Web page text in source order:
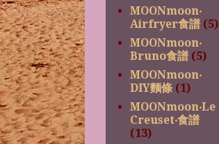
MOONmoon‧
Airfryer食譜 (5)
MOONmoon‧
Bruno食譜 (5)
MOONmoon‧
DIY麵條 (1)
MOONmoon‧Le
Creuset‧食譜
(13)